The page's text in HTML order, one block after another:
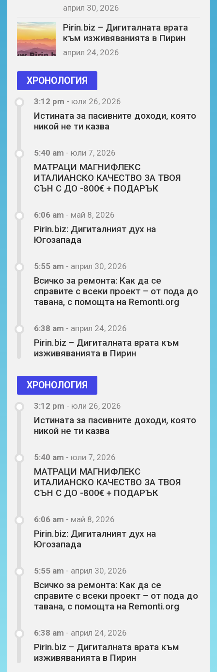
април 30, 2026
Pirin.biz – Дигиталната врата
към изживяванията в Пирин
април 24, 2026
ХРОНОЛОГИЯ
3:12 pm - юли 26, 2026
Истината за пасивните доходи, която
никой не ти казва
5:40 am - юли 7, 2026
МАТРАЦИ МАГНИФЛЕКС
ИТАЛИАНСКО КАЧЕСТВО ЗА ТВОЯ
СЪН С ДО -800€ + ПОДАРЪК
6:06 am - май 8, 2026
Pirin.biz: Дигиталният дух на
Югозапада
5:55 am - април 30, 2026
Всичко за ремонта: Как да се
справите с всеки проект – от пода до
тавана, с помощта на Remonti.org
6:38 am - април 24, 2026
Pirin.biz – Дигиталната врата към
изживяванията в Пирин
ХРОНОЛОГИЯ
3:12 pm - юли 26, 2026
Истината за пасивните доходи, която
никой не ти казва
5:40 am - юли 7, 2026
МАТРАЦИ МАГНИФЛЕКС
ИТАЛИАНСКО КАЧЕСТВО ЗА ТВОЯ
СЪН С ДО -800€ + ПОДАРЪК
6:06 am - май 8, 2026
Pirin.biz: Дигиталният дух на
Югозапада
5:55 am - април 30, 2026
Всичко за ремонта: Как да се
справите с всеки проект – от пода до
тавана, с помощта на Remonti.org
6:38 am - април 24, 2026
Pirin.biz – Дигиталната врата към
изживяванията в Пирин